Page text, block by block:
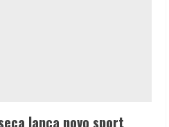
lança novo sport